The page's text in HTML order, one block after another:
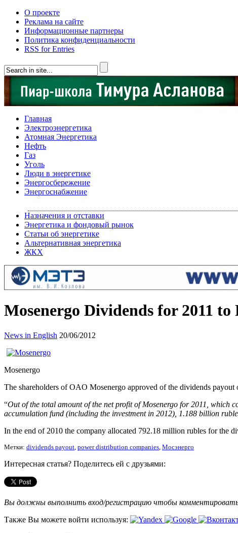
О проекте
Реклама на сайте
Информационные партнеры
Политика конфиденциальности
RSS for Entries
Главная
Электроэнергетика
Атомная Энергетика
Нефть
Газ
Уголь
Люди в энергетике
Энергосбережение
Энергоснабжение
Назначения и отставки
Энергетика и фондовый рынок
Статьи об энергетике
Альтернативная энергетика
ЖКХ
Mosenergo Dividends for 2011 to
News in English 20/06/2012
Mosenergo
The shareholders of OAO Mosenergo approved of the dividends
“Out of the total amount of the net profit of Mosenergo for 2011, which
accumulation fund (including the investment in 2012), 1.188 billion
In the end of 2010 the company allocated 792.18 million rubles for the
Метки: dividends payout, power distribution companies, Мосэнерго
Интересная статья? Поделитесь ей с друзьями:
Вы должны выполнить вход/регистрацию чтобы
Также Вы можете войти используя: